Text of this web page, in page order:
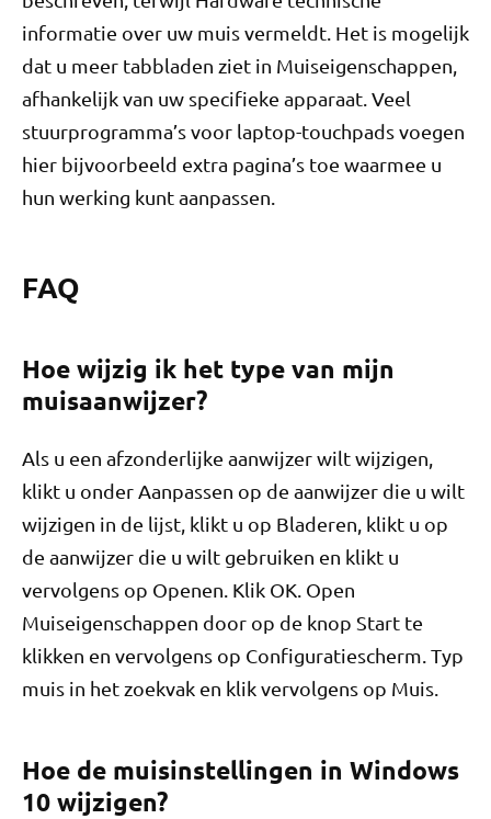
informatie over uw muis vermeldt. Het is mogelijk
dat u meer tabbladen ziet in Muiseigenschappen,
afhankelijk van uw specifieke apparaat. Veel
stuurprogramma’s voor laptop-touchpads voegen
hier bijvoorbeeld extra pagina’s toe waarmee u
hun werking kunt aanpassen.
FAQ
Hoe wijzig ik het type van mijn
muisaanwijzer?
Als u een afzonderlijke aanwijzer wilt wijzigen,
klikt u onder Aanpassen op de aanwijzer die u wilt
wijzigen in de lijst, klikt u op Bladeren, klikt u op
de aanwijzer die u wilt gebruiken en klikt u
vervolgens op Openen. Klik OK. Open
Muiseigenschappen door op de knop Start te
klikken en vervolgens op Configuratiescherm. Typ
muis in het zoekvak en klik vervolgens op Muis.
Hoe de muisinstellingen in Windows
10 wijzigen?